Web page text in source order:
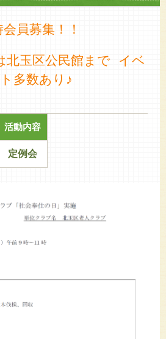
会員募集！！
北玉区公民館まで
イベ
多数あり♪
活動内容
定例会